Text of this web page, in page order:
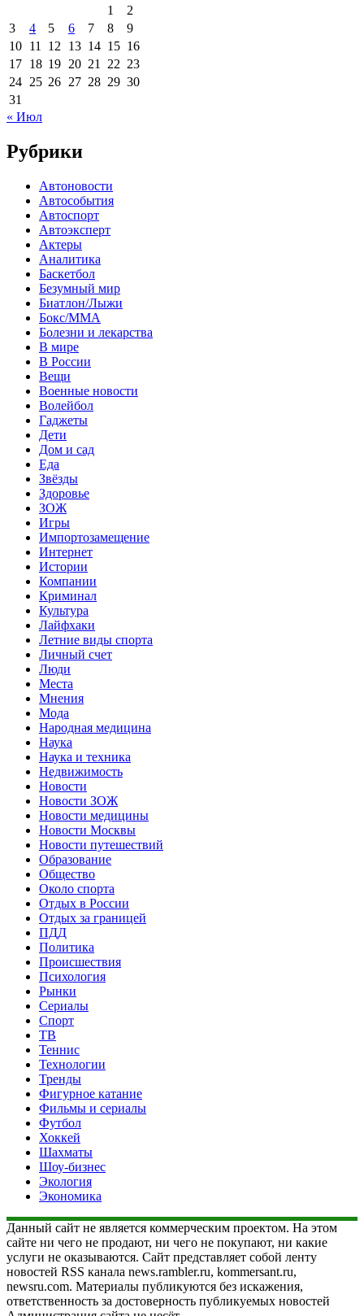
1
2
3
4 5 6 7 8
9
10 11 12 13 14 15 16
17 18 19 20 21 22 23
24 25 26 27 28 29 30
31
« Июл
Рубрики
Автоновости
Автособытия
Автоспорт
Автоэксперт
Актеры
Аналитика
Баскетбол
Безумный мир
Биатлон/Лыжи
Бокс/MMA
Болезни и лекарства
В мире
В России
Вещи
Военные новости
Волейбол
Гаджеты
Дети
Дом и сад
Еда
Звёзды
Здоровье
ЗОЖ
Игры
Импортозамещение
Интернет
Истории
Компании
Криминал
Культура
Лайфхаки
Летние виды спорта
Личный счет
Люди
Места
Мнения
Мода
Народная медицина
Наука
Наука и техника
Недвижимость
Новости
Новости ЗОЖ
Новости медицины
Новости Москвы
Новости путешествий
Образование
Общество
Около спорта
Отдых в России
Отдых за границей
ПДД
Политика
Происшествия
Психология
Рынки
Сериалы
Спорт
ТВ
Теннис
Технологии
Тренды
Фигурное катание
Фильмы и сериалы
Футбол
Хоккей
Шахматы
Шоу-бизнес
Экология
Экономика
Данный сайт не является коммерческим проектом. На этом
сайте ни чего не продают, ни чего не покупают, ни какие
услуги не оказываются. Сайт представляет собой ленту
новостей RSS канала news.rambler.ru, kommersant.ru,
newsru.com. Материалы публикуются без искажения,
ответственность за достоверность публикуемых новостей